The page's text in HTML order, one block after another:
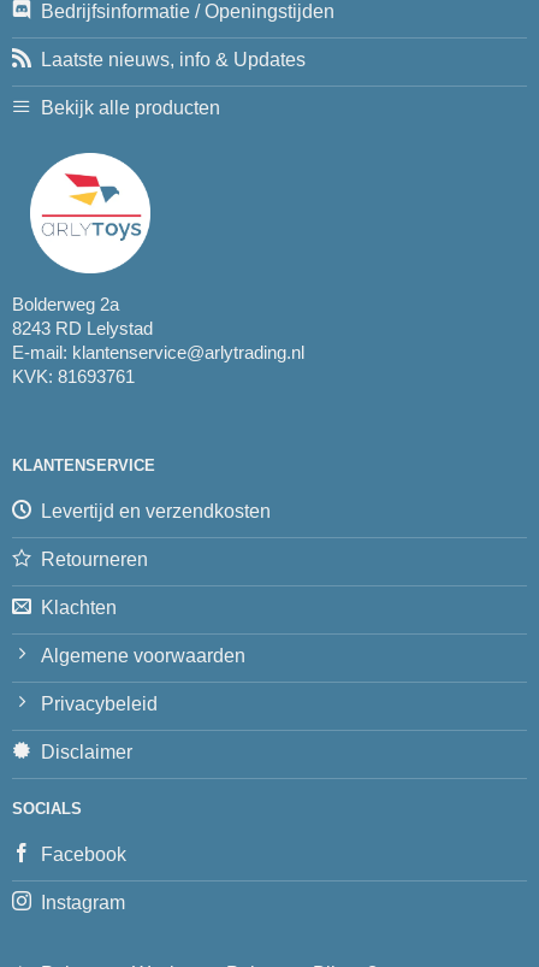
Bedrijfsinformatie / Openingstijden
Laatste nieuws, info & Updates
Bekijk alle producten
Bolderweg 2a
8243 RD Lelystad
E-mail: klantenservice@arlytrading.nl
KVK: 81693761
KLANTENSERVICE
Levertijd en verzendkosten
Retourneren
Klachten
Algemene voorwaarden
Privacybeleid
Disclaimer
SOCIALS
Facebook
Instagram